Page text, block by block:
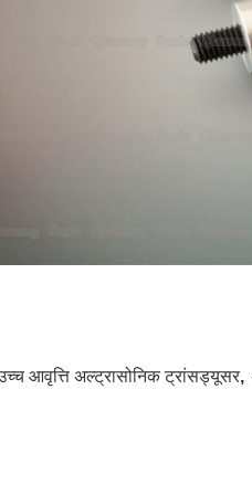
आवृत्ति अल्ट्रासोनिक ट्रांसड्यूसर,